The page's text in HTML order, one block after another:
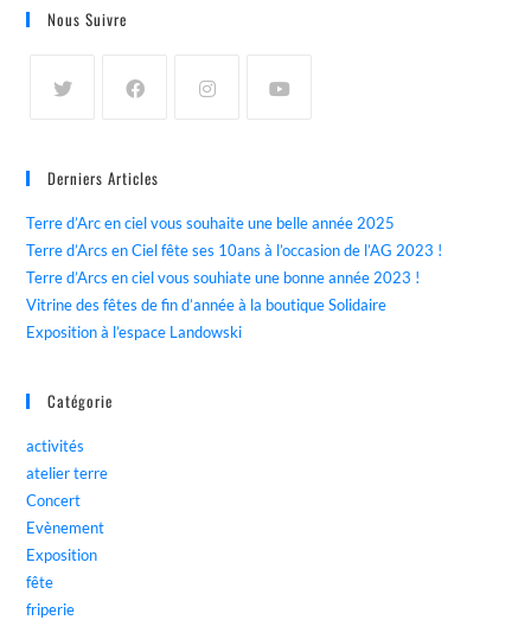
Nous Suivre
Derniers Articles
Terre d’Arc en ciel vous souhaite une belle année 2025
Terre d’Arcs en Ciel fête ses 10ans à l’occasion de l’AG 2023 !
Terre d’Arcs en ciel vous souhiate une bonne année 2023 !
Vitrine des fêtes de fin d’année à la boutique Solidaire
Exposition à l’espace Landowski
Catégorie
activités
atelier terre
Concert
Evènement
Exposition
fête
friperie